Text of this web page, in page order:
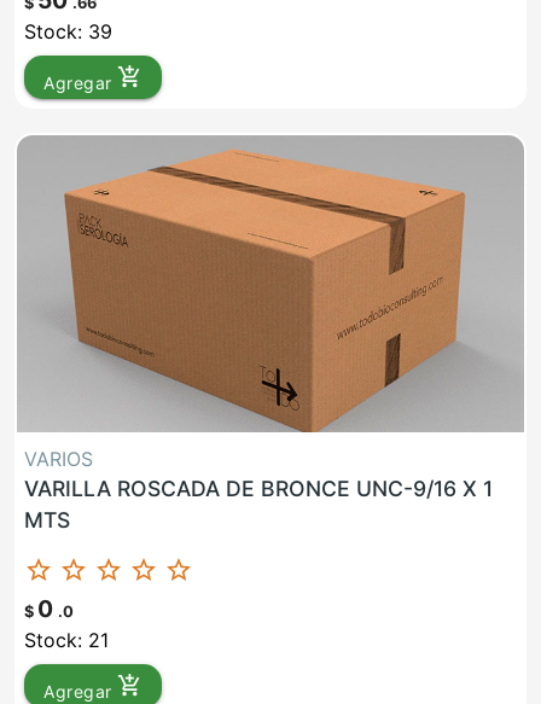
Stock: 39
Agregar add_shopping_cart
VARIOS
VARILLA ROSCADA DE BRONCE UNC-9/16 X 1
MTS
star_border star_border star_border star_border star_border
$ 0 .0
Stock: 21
Agregar add_shopping_cart